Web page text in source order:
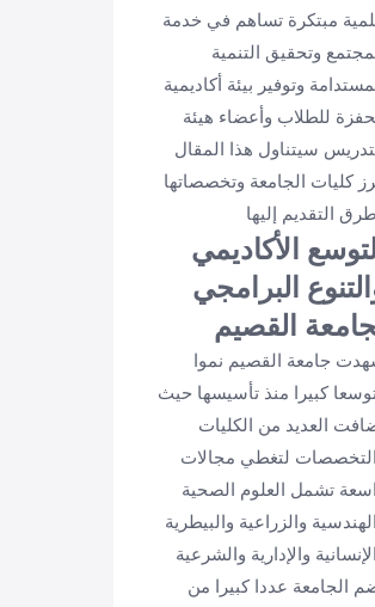
مبتكرة تساهم في خدمة
وتحقيق التنمية
وتوفير بيئة أكاديمية
للطلاب وأعضاء هيئة
سيتناول هذا المقال
كليات الجامعة وتخصصاتها
التقديم إليها
الأكاديمي
البرامجي
القصيم
جامعة القصيم نموا
كبيرا منذ تأسيسها حيث
العديد من الكليات
لتغطي مجالات
تشمل العلوم الصحية
والزراعية والبيطرية
والإدارية والشرعية
الجامعة عددا كبيرا من